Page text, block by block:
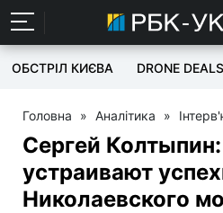
ОБСТРІЛ КИЄВА DRONE DEALS
Головна » Аналітика »
Сергей
устраивают
Николаевского